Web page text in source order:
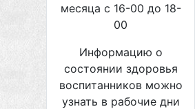
месяца с 16-00 до 18-
00
Информацию о
состоянии здоровья
воспитанников можно
узнать в рабочие дни